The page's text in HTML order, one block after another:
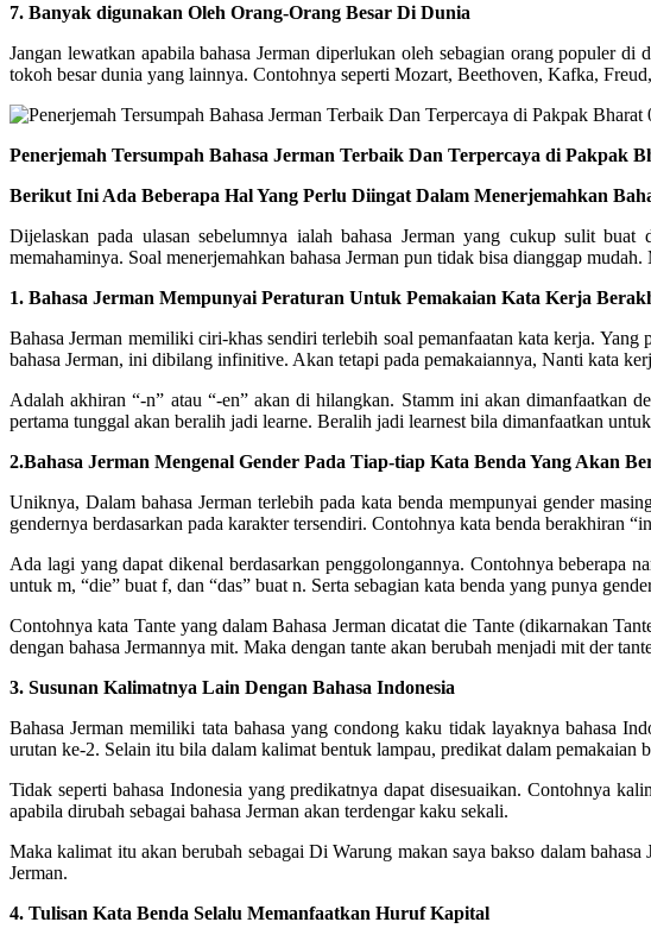
7. Banyak digunakan Oleh Orang-Orang Besar Di Dunia
Jangan lewatkan apabila bahasa Jerman diperlukan oleh sebagian orang populer
tokoh besar dunia yang lainnya. Contohnya seperti Mozart, Beethoven, Kafka,
Penerjemah Tersumpah Bahasa Jerman Terbaik Dan Terpercaya di Pakpak
Berikut Ini Ada Beberapa Hal Yang Perlu Diingat Dalam Menerjemahkan
Dijelaskan pada ulasan sebelumnya ialah bahasa Jerman yang cukup sulit
memahaminya. Soal menerjemahkan bahasa Jerman pun tidak bisa dianggap
1. Bahasa Jerman Mempunyai Peraturan Untuk Pemakaian Kata Kerja
Bahasa Jerman memiliki ciri-khas sendiri terlebih soal pemanfaatan kata kerja.
bahasa Jerman, ini dibilang infinitive. Akan tetapi pada pemakaiannya, Nanti kata
Adalah akhiran “-n” atau “-en” akan di hilangkan. Stamm ini akan dimanfaatkan
pertama tunggal akan beralih jadi learne. Beralih jadi learnest bila dimanfaatkan
2.Bahasa Jerman Mengenal Gender Pada Tiap-tiap Kata Benda Yang Akan
Uniknya, Dalam bahasa Jerman terlebih pada kata benda mempunyai gender
gendernya berdasarkan pada karakter tersendiri. Contohnya kata benda berakhiran
Ada lagi yang dapat dikenal berdasarkan penggolongannya. Contohnya beberapa
untuk m, “die” buat f, dan “das” buat n. Serta sebagian kata benda yang punya
Contohnya kata Tante yang dalam Bahasa Jerman dicatat die Tante (dikarnakan
dengan bahasa Jermannya mit. Maka dengan tante akan berubah menjadi mit der
3. Susunan Kalimatnya Lain Dengan Bahasa Indonesia
Bahasa Jerman memiliki tata bahasa yang condong kaku tidak layaknya bahasa
urutan ke-2. Selain itu bila dalam kalimat bentuk lampau, predikat dalam pemakaian
Tidak seperti bahasa Indonesia yang predikatnya dapat disesuaikan. Contohnya
apabila dirubah sebagai bahasa Jerman akan terdengar kaku sekali.
Maka kalimat itu akan berubah sebagai Di Warung makan saya bakso dalam
Jerman.
4. Tulisan Kata Benda Selalu Memanfaatkan Huruf Kapital